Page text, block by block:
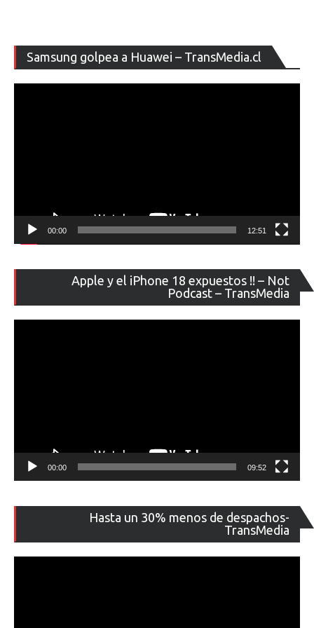
Samsung golpea a Huawei – TransMedia.cl
de
00:00 12:51
Apple y el iPhone 18 expuestos !! – Not
Podcast – TransMedia
de
00:00 09:52
Hasta un 30% menos de despachos-
TransMedia
de